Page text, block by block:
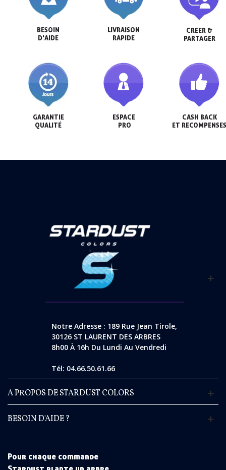
BESOIN
D'AIDE
LIVRAISON
RAPIDE
CREER &
PARTAGER
GARANTIE
QUALITÉ
ESPACE
PRO
CASH BACK
ET
Notre Adresse : 189 Rue Jean Tirole,
30126 ST LAURENT DES ARBRES
8h00 À 16h Du Lundi Au Vendredi
Tél: 04.66.50.61.66
A PROPOS DE STARDUST COLORS
BESOIN D'AIDE ?
Pour chaque commande